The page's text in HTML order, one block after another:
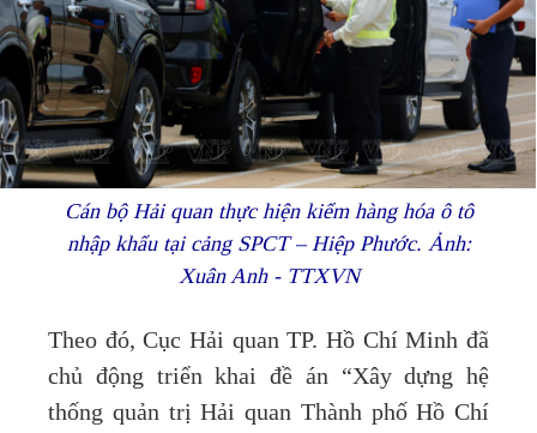
Cán bộ Hải quan thực hiện kiểm hàng hóa ô tô
nhập khẩu tại cảng SPCT – Hiệp Phước. Ảnh:
Xuân Anh - TTXVN
Theo đó, Cục Hải quan TP. Hồ Chí Minh đã
chủ động triển khai đề án “Xây dựng hệ
thống quản trị Hải quan Thành phố Hồ Chí